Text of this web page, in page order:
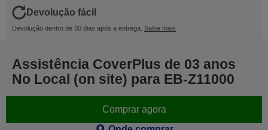
Devolução fácil
Devolução dentro de 30 dias após a entrega. Saiba mais
Assistência CoverPlus de 03 anos
No Local (on site) para EB-Z11000
Comprar agora